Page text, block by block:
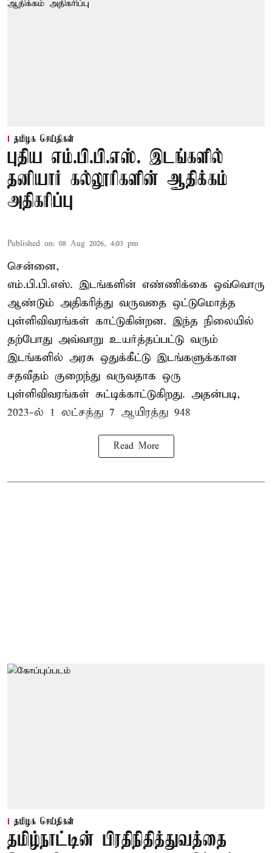
தமிழக செய்திகள்
புதிய எம்.பி.பி.எஸ். இடங்களில்
தனியார் கல்லூரிகளின் ஆதிக்கம்
அதிகரிப்பு
Published on: 08 Aug 2026, 4:03 pm
சென்னை,
எம்.பி.பி.எஸ். இடங்களின் எண்ணிக்கை ஒவ்வொரு
ஆண்டும் அதிகரித்து வருவதை ஒட்டுமொத்த
புள்ளிவிவரங்கள் காட்டுகின்றன. இந்த நிலையில்
தற்போது அவ்வாறு உயர்த்தப்பட்டு வரும்
இடங்களில் அரசு ஒதுக்கீட்டு இடங்களுக்கான
சதவீதம் குறைந்து வருவதாக ஒரு
புள்ளிவிவரங்கள் சுட்டிக்காட்டுகிறது. அதன்படி,
2023-ல் 1 லட்சத்து 7 ஆயிரத்து 948
Read More
தமிழக செய்திகள்
தமிழ்நாட்டின் பிரதிநிதித்துவத்தை